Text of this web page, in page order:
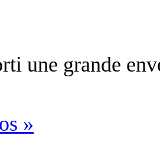
une grande
»